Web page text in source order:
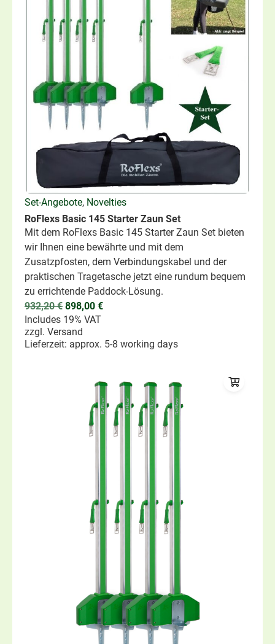
Set-Angebote, Novelties
RoFlexs Basic 145 Starter Zaun Set
Mit dem RoFlexs Basic 145 Starter Zaun Set bieten
wir Ihnen eine bewährte und mit dem
Zusatzpfosten, dem Verbindungskabel und der
praktischen Tragetasche jetzt eine rundum bequem
zu errichtende Paddock-Lösung.
932,20€ 898,00 €
Includes 19% VAT
zzgl. Versand
Lieferzeit: approx. 5-8 working days